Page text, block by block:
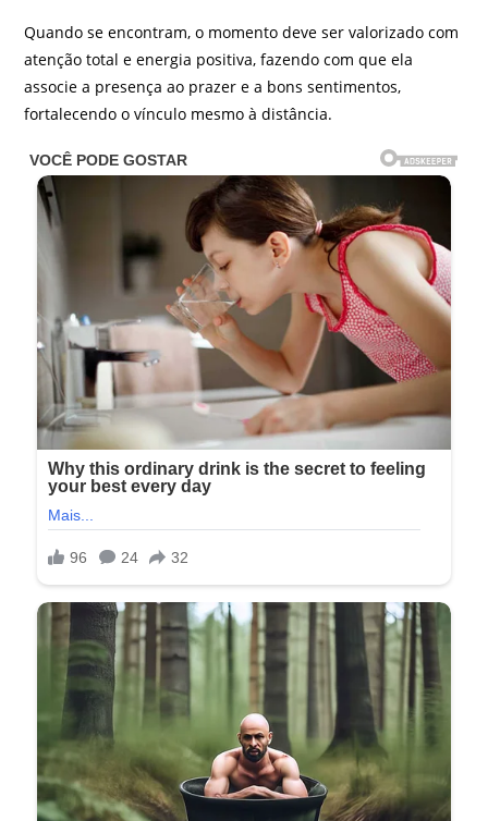
Quando se encontram, o momento deve ser valorizado com
atenção total e energia positiva, fazendo com que ela
associe a presença ao prazer e a bons sentimentos,
fortalecendo o vínculo mesmo à distância.